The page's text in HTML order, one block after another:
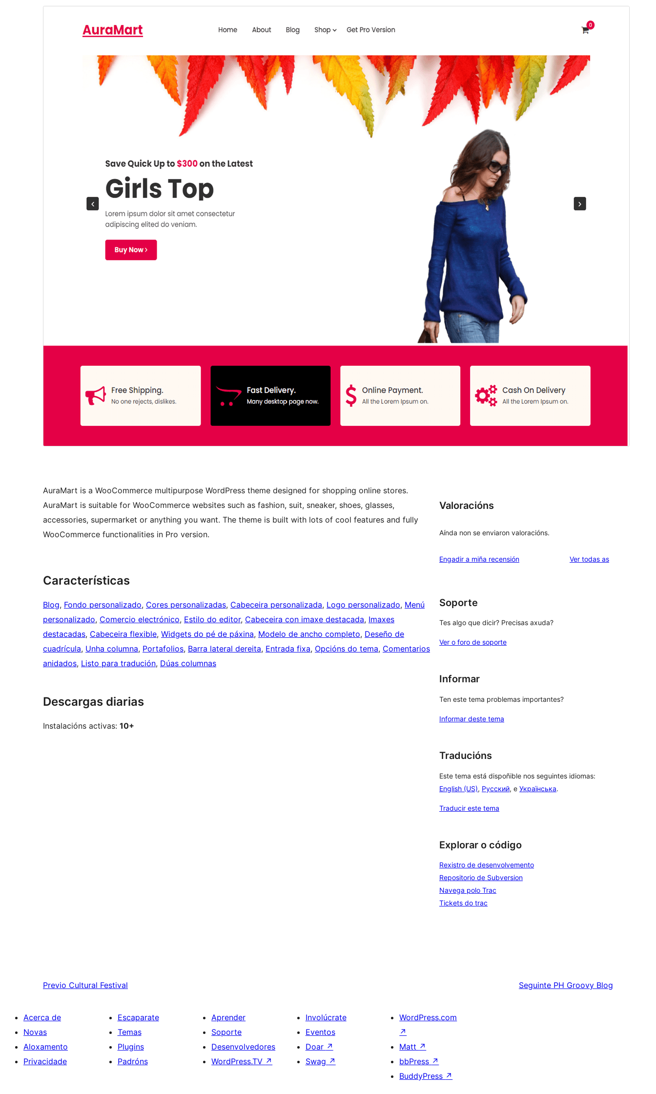
Instalacións activas
Versión de WordPress
Versión de PHP
AuraMart is a WooCommerce multipurpose WordPress theme designed for shopping online stores.
AuraMart is suitable for WooCommerce websites such as fashion, suit, sneaker, shoes, glasses,
accessories, supermarket or anything you want. The theme is built with lots of cool features and fully
WooCommerce functionalities in Pro version.
Características
Blog, Fondo personalizado, Cores personalizadas, Cabeceira personalizada, Logo personalizado, Menú
personalizado, Comercio electrónico, Estilo do editor, Cabeceira con imaxe destacada, Imaxes
destacadas, Cabeceira flexible, Widgets do pé de páxina, Modelo de ancho completo, Deseño de
cuadrícula, Unha columna, Portafolios, Barra lateral dereita, Entrada fixa, Opcións do tema, Comentarios
anidados, Listo para tradución, Dúas columnas
Descargas diarias
Instalacións activas: 10+
Valoracións
Aínda non se enviaron valoracións.
Engadir a miña recensión Ver todas asvaloracións
Soporte
Tes algo que dicir? Precisas axuda?
Ver o foro de soporte
Informar
Ten este tema problemas importantes?
Informar deste tema
Traducións
Este tema está dispoñible nos seguintes idiomas:
English (US), Русский, e Українська.
Traducir este tema
Explorar o código
Rexistro de desenvolvemento
Repositorio de Subversion
Navega polo Trac
Tickets do trac
Previo Cultural Festival Seguinte PH Groovy Blog
Acerca de
Novas
Aloxamento
Privacidade
Escaparate
Temas
Plugins
Padróns
Aprender
Soporte
Desenvolvedores
WordPress.TV ↗
Involúcrate
Eventos
Doar ↗
Swag ↗
WordPress.com
↗
Matt ↗
bbPress ↗
BuddyPress ↗